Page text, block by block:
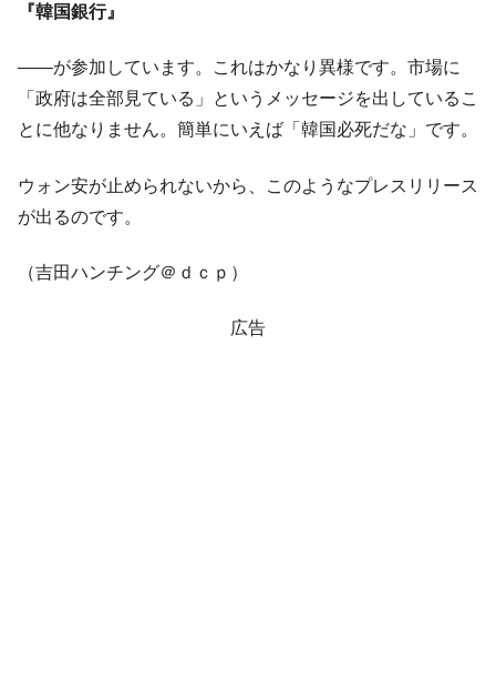
『韓国銀行』
――が参加しています。これはかなり異様です。市場に
「政府は全部見ている」というメッセージを出しているこ
とに他なりません。簡単にいえば「韓国必死だな」です。
ウォン安が止められないから、このようなプレスリリース
が出るのです。
（吉田ハンチング＠ｄｃｐ）
広告